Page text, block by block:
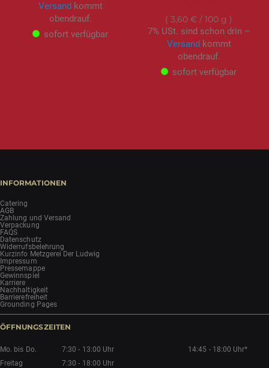
Versand kommt
obendrauf.
sofort verfügbar
3,60 € / 100 g
7% USt. sind schon drin –
Versand kommt
obendrauf.
sofort verfügbar
INFORMATIONEN
Catering
AGB
Zahlung und Versand
Verpackung
FAQS
Datenschutz
Widerrufsbelehrung
Kurzinfo Metzgerei Der Ludwig
Impressum
Pressemappe
Gewinnspiel
Karriere
Nachhaltigkeit
Barrierefreiheit
Grounding Pages
ÖFFNUNGSZEITEN
Mo. bis Do. 7:30 - 13:00 Uhr
14:45 - 18:00 Uhr*
Freitag
7:30 - 18:00 Uhr